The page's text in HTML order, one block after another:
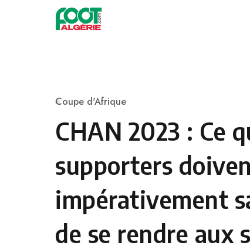
Skip to content
Category
Coupe d'Afrique
CHAN 2023 : Ce
supporters
impérativement
de se rendre aux